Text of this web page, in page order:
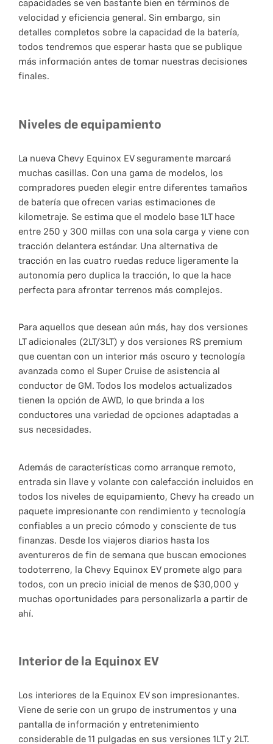
capacidades se ven bastante bien en términos de
velocidad y eficiencia general. Sin embargo, sin
detalles completos sobre la capacidad de la batería,
todos tendremos que esperar hasta que se publique
más información antes de tomar nuestras decisiones
finales.
Niveles de equipamiento
La nueva Chevy Equinox EV seguramente marcará
muchas casillas. Con una gama de modelos, los
compradores pueden elegir entre diferentes tamaños
de batería que ofrecen varias estimaciones de
kilometraje. Se estima que el modelo base 1LT hace
entre 250 y 300 millas con una sola carga y viene con
tracción delantera estándar. Una alternativa de
tracción en las cuatro ruedas reduce ligeramente la
autonomía pero duplica la tracción, lo que la hace
perfecta para afrontar terrenos más complejos.
Para aquellos que desean aún más, hay dos versiones
LT adicionales (2LT/3LT) y dos versiones RS premium
que cuentan con un interior más oscuro y tecnología
avanzada como el Super Cruise de asistencia al
conductor de GM. Todos los modelos actualizados
tienen la opción de AWD, lo que brinda a los
conductores una variedad de opciones adaptadas a
sus necesidades.
Además de características como arranque remoto,
entrada sin llave y volante con calefacción incluidos en
todos los niveles de equipamiento, Chevy ha creado un
paquete impresionante con rendimiento y tecnología
confiables a un precio cómodo y consciente de tus
finanzas. Desde los viajeros diarios hasta los
aventureros de fin de semana que buscan emociones
todoterreno, la Chevy Equinox EV promete algo para
todos, con un precio inicial de menos de $30,000 y
muchas oportunidades para personalizarla a partir de
ahí.
Interior de la Equinox EV
Los interiores de la Equinox EV son impresionantes.
Viene de serie con un grupo de instrumentos y una
pantalla de información y entretenimiento
considerable de 11 pulgadas en sus versiones 1LT y 2LT.